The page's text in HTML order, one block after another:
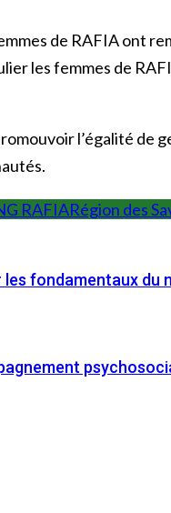
de RAFIA ont
les femmes de
l’égalité de
RAFIARégion des
fondamentaux du